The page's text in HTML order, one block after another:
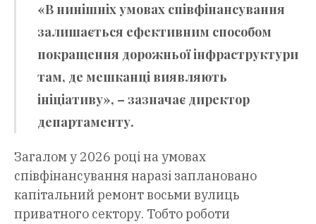
«В нинішніх умовах співфінансування
залишається ефективним способом
покращення дорожньої інфраструктури
там, де мешканці виявляють
ініціативу», – зазначає директор
департаменту.
Загалом у 2026 році на умовах
співфінансування наразі заплановано
капітальний ремонт восьми вулиць
приватного сектору. Тобто роботи